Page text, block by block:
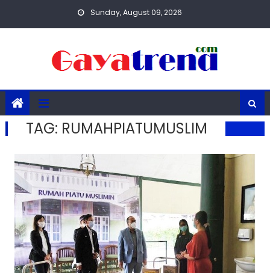
Sunday, August 09, 2026
TAG: RUMAHPIATUMUSLIM